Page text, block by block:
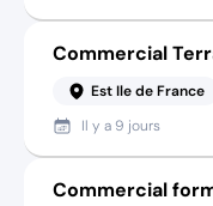
Commercial
Est Ile de France
Il y a 9 jours
Commercial